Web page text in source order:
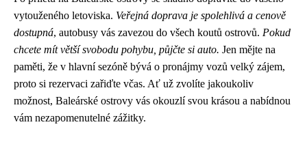
vytouženého letoviska. Veřejná doprava je spolehlivá a cenově
dostupná, autobusy vás zavezou do všech koutů ostrovů. Pokud
chcete mít větší svobodu pohybu, půjčte si auto. Jen mějte na
paměti, že v hlavní sezóně bývá o pronájmy vozů velký zájem,
proto si rezervaci zařiďte včas. Ať už zvolíte jakoukoliv
možnost, Baleárské ostrovy vás okouzlí svou krásou a nabídnou
vám nezapomenutelné zážitky.